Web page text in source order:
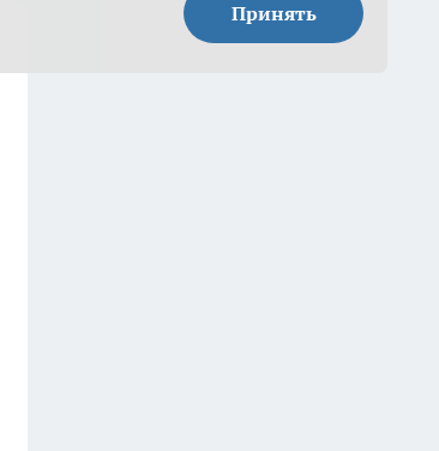
Принять